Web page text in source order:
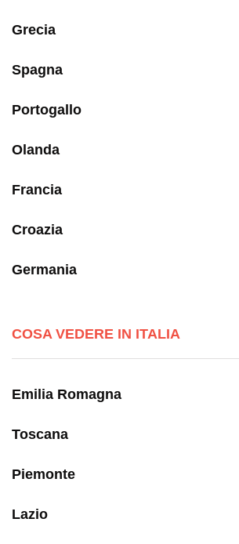
Grecia
Spagna
Portogallo
Olanda
Francia
Croazia
Germania
COSA VEDERE IN ITALIA
Emilia Romagna
Toscana
Piemonte
Lazio